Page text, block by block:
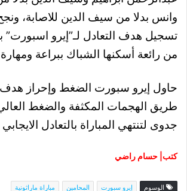
وانس بدلا من سيف الدين للاصابة،
تسجيل هدف التعادل لـ”إيرو اسبورت”
من رائعة أسكنها الشباك ببراعة
حاول إيرو سبورت الضغط وإحراز
طريق الهجمات المكثفة والضغط
جدوى لتنتهي المباراة بالتعادل الايجابي 2/2.
كتب| حسام راضي
الوسوم إيرو سبورت المحامين مباراة ماراثونية